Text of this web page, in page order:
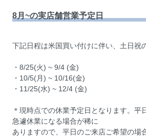
8月~の実店舗営業予定日
下記日程は米国買い付けに伴い、土日祝
・8/25(火) ~ 9/4 (金)
・10/5(月) ~ 10/16(金)
・11/25(水) ~ 12/4 (金)
＊現時点での休業予定日となります。平
急遽休業になる場合が稀に
ありますので、平日のご来店ご希望の場